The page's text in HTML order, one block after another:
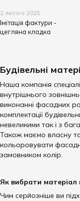
2 лютого 2025
Імітація фактури -
цегляна кладка
Будівельні
Наша компанія
внутрішнього
виконанні фасадних
комплектації
невеликими так і з
Також маємо власну
кольоровувати
замовником колір.
Як вибрати матеріал
Чим серйозніше ви